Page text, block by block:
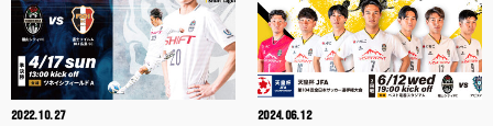
2022.10.27 2024.06.12